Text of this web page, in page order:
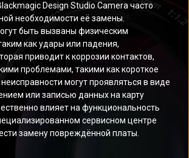
Design Studio Camera часто
необходимости её замены.
быть вызваны физическим
как удары или падения,
приводит к коррозии контактов,
проблемами, такими как короткое
могут проявляться в виде
или записью данных на карту
влияет на функциональность
сервисном центре
замену повреждённой платы.